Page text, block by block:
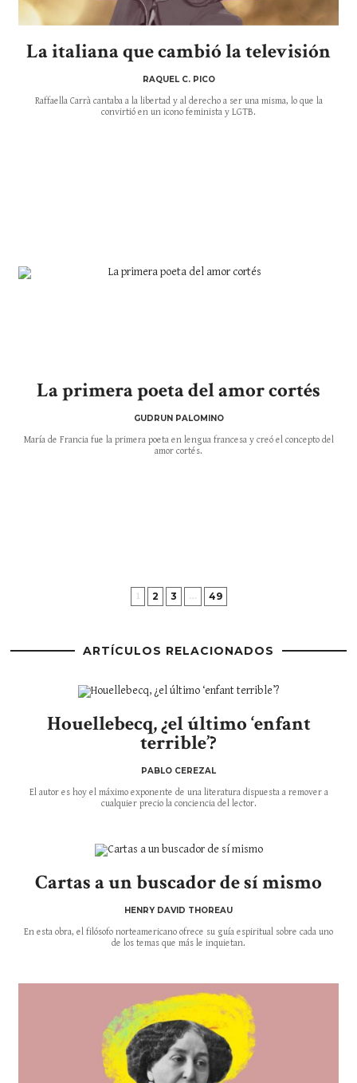
La italiana que cambió la televisión
RAQUEL C. PICO
Raffaella Carrà cantaba a la libertad y al derecho a ser una misma, lo que la
convirtió en un icono feminista y LGTB.
La primera poeta del amor cortés
GUDRUN PALOMINO
María de Francia fue la primera poeta en lengua francesa y creó el concepto del
amor cortés.
1 2 3 … 49
ARTÍCULOS RELACIONADOS
Houellebecq, ¿el último ‘enfant
terrible’?
PABLO CEREZAL
El autor es hoy el máximo exponente de una literatura dispuesta a remover a
cualquier precio la conciencia del lector.
Cartas a un buscador de sí mismo
HENRY DAVID THOREAU
En esta obra, el filósofo norteamericano ofrece su guía espiritual sobre cada uno
de los temas que más le inquietan.